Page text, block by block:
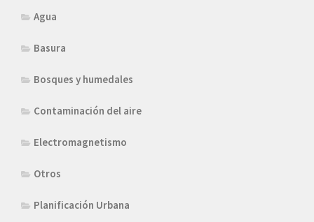
Agua
Basura
Bosques y humedales
Contaminación del aire
Electromagnetismo
Otros
Planificación Urbana